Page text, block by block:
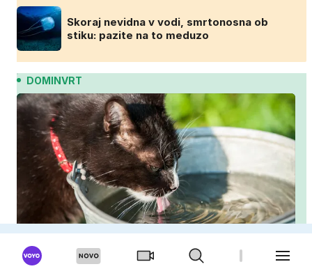
Skoraj nevidna v vodi, smrtonosna ob
stiku: pazite na to meduzo
DOMINVRT
Mačka poleti premalo pije? Ti triki jo bodo
spodbudili, da zaužije več vode